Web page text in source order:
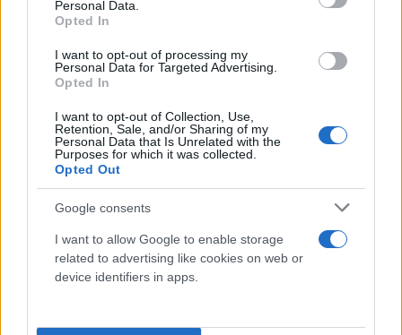
Personal Data.
Opted In
I want to opt-out of processing my
Personal Data for Targeted Advertising.
Opted In
I want to opt-out of Collection, Use,
Retention, Sale, and/or Sharing of my
Personal Data that Is Unrelated with the
Purposes for which it was collected.
Opted Out
Google consents
I want to allow Google to enable storage
related to advertising like cookies on web or
device identifiers in apps.